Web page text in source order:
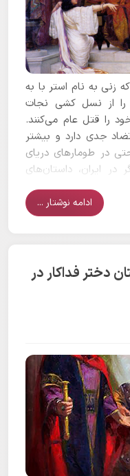
زنی به نام استر با به
را از نسل کشی نجات
را قتل عام می‌کنند.
جدی دارد و بیشتر
در طومارهای دریای
ایران، داستان‌های
کرده است که بر خلاف
و هیچ پشتوانه‌ای
ادامه نوشتار ...
دختر فداکار در